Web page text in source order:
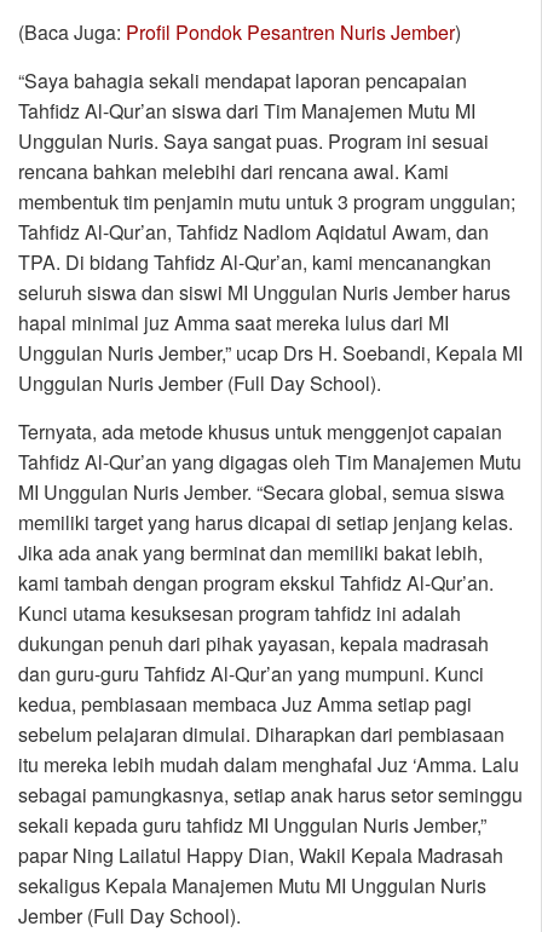
(Baca Juga: Profil Pondok Pesantren Nuris Jember)
“Saya bahagia sekali mendapat laporan pencapaian
Tahfidz Al-Qur’an siswa dari Tim Manajemen Mutu MI
Unggulan Nuris. Saya sangat puas. Program ini sesuai
rencana bahkan melebihi dari rencana awal. Kami
membentuk tim penjamin mutu untuk 3 program unggulan;
Tahfidz Al-Qur’an, Tahfidz Nadlom Aqidatul Awam, dan
TPA. Di bidang Tahfidz Al-Qur’an, kami mencanangkan
seluruh siswa dan siswi MI Unggulan Nuris Jember harus
hapal minimal juz Amma saat mereka lulus dari MI
Unggulan Nuris Jember,” ucap Drs H. Soebandi, Kepala MI
Unggulan Nuris Jember (Full Day School).
Ternyata, ada metode khusus untuk menggenjot capaian
Tahfidz Al-Qur’an yang digagas oleh Tim Manajemen Mutu
MI Unggulan Nuris Jember. “Secara global, semua siswa
memiliki target yang harus dicapai di setiap jenjang kelas.
Jika ada anak yang berminat dan memiliki bakat lebih,
kami tambah dengan program ekskul Tahfidz Al-Qur’an.
Kunci utama kesuksesan program tahfidz ini adalah
dukungan penuh dari pihak yayasan, kepala madrasah
dan guru-guru Tahfidz Al-Qur’an yang mumpuni. Kunci
kedua, pembiasaan membaca Juz Amma setiap pagi
sebelum pelajaran dimulai. Diharapkan dari pembiasaan
itu mereka lebih mudah dalam menghafal Juz ‘Amma. Lalu
sebagai pamungkasnya, setiap anak harus setor seminggu
sekali kepada guru tahfidz MI Unggulan Nuris Jember,”
papar Ning Lailatul Happy Dian, Wakil Kepala Madrasah
sekaligus Kepala Manajemen Mutu MI Unggulan Nuris
Jember (Full Day School).